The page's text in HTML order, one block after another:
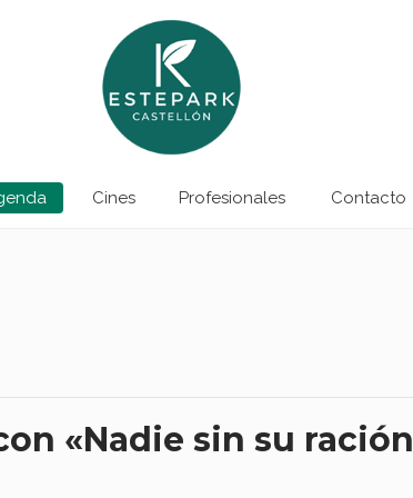
Cines Profesionales Contacto
«Nadie sin su ración